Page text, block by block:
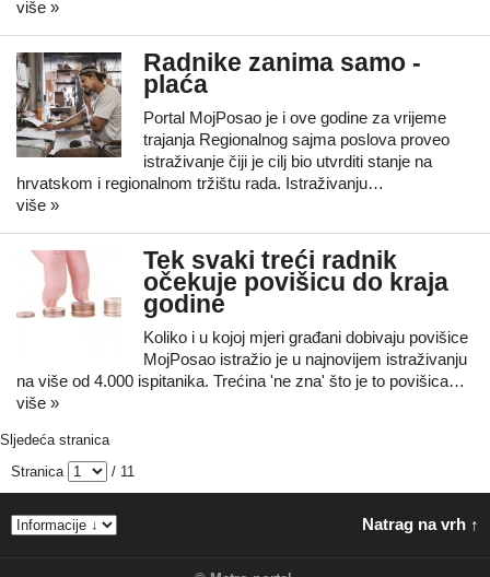
više »
Radnike zanima samo -
plaća
Portal MojPosao je i ove godine za vrijeme
trajanja Regionalnog sajma poslova proveo
istraživanje čiji je cilj bio utvrditi stanje na
hrvatskom i regionalnom tržištu rada. Istraživanju…
više »
Tek svaki treći radnik
očekuje povišicu do kraja
godine
Koliko i u kojoj mjeri građani dobivaju povišice
MojPosao istražio je u najnovijem istraživanju
na više od 4.000 ispitanika. Trećina 'ne zna' što je to povišica…
više »
Sljedeća stranica
Stranica
/ 11
Natrag na vrh ↑